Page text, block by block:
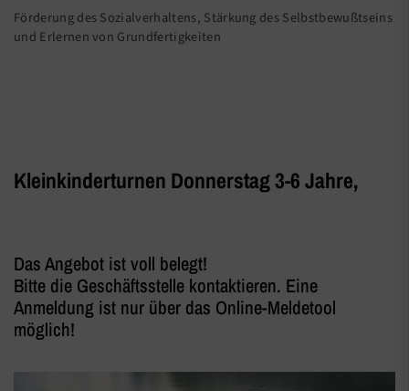
Förderung des Sozialverhaltens, Stärkung des Selbstbewußtseins
und Erlernen von Grundfertigkeiten
Kleinkinderturnen Donnerstag 3-6 Jahre,
Das Angebot ist voll belegt!
Bitte die Geschäftsstelle kontaktieren. Eine
Anmeldung ist nur über das Online-Meldetool
möglich!